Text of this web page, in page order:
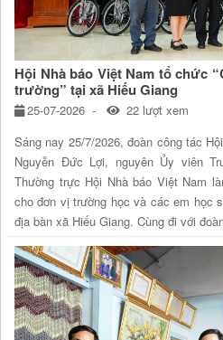
Hội Nhà báo Việt Nam tổ chức
trường” tại xã Hiếu Giang
25-07-2026
22 lượt xem
Sáng nay 25/7/2026, đoàn công tác
Nguyễn Đức Lợi, nguyên Ủy viên
Thường trực Hội Nhà báo Việt Nam
cho đơn vị trường học và các em học
địa bàn xã Hiếu Giang. Cùng đi với